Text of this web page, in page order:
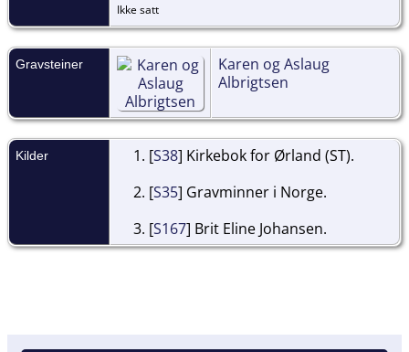
Ikke satt
Gravsteiner
Karen og Aslaug
Albrigtsen
Kilder [S38] Kirkebok for Ørland (ST).
[S35] Gravminner i Norge.
[S167] Brit Eline Johansen.